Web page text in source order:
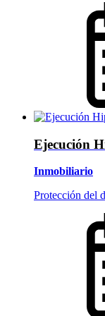
Ejecución
Inmobiliario
Protección del